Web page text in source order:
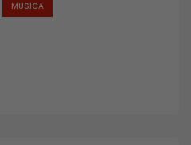
MUSICA